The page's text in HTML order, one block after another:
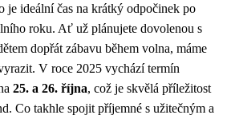
je ideální čas na krátký odpočinek po
roku. Ať už plánujete dovolenou s
dopřát zábavu během volna, máme
V roce 2025 vychází termín
25. a 26. října, což je skvělá příležitost
Co takhle spojit příjemné s užitečným a